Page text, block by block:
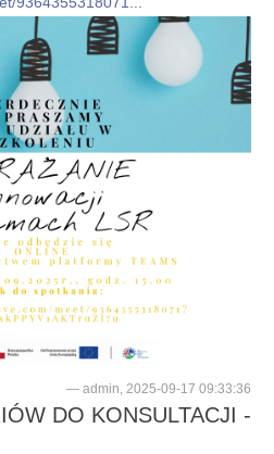
admin, 2025-09-17 09:33:36
DO KONSULTACJI -